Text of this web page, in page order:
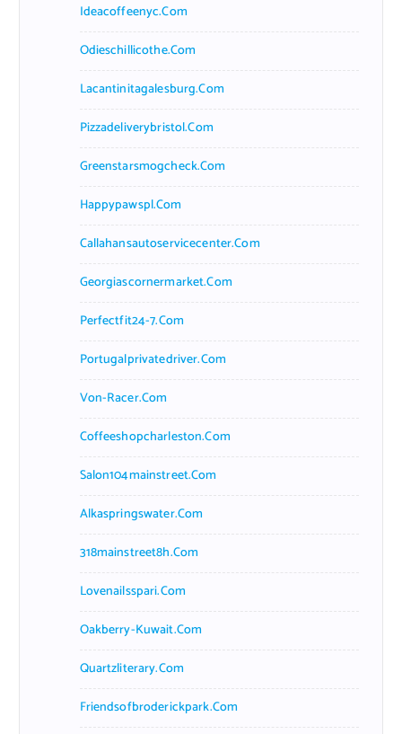
Ideacoffeenyc.com
Odieschillicothe.com
Lacantinitagalesburg.com
Pizzadeliverybristol.com
Greenstarsmogcheck.com
Happypawspl.com
Callahansautoservicecenter.com
Georgiascornermarket.com
Perfectfit24-7.com
Portugalprivatedriver.com
Von-Racer.com
Coffeeshopcharleston.com
Salon104mainstreet.com
Alkaspringswater.com
318mainstreet8h.com
Lovenailsspari.com
Oakberry-Kuwait.com
Quartzliterary.com
Friendsofbroderickpark.com